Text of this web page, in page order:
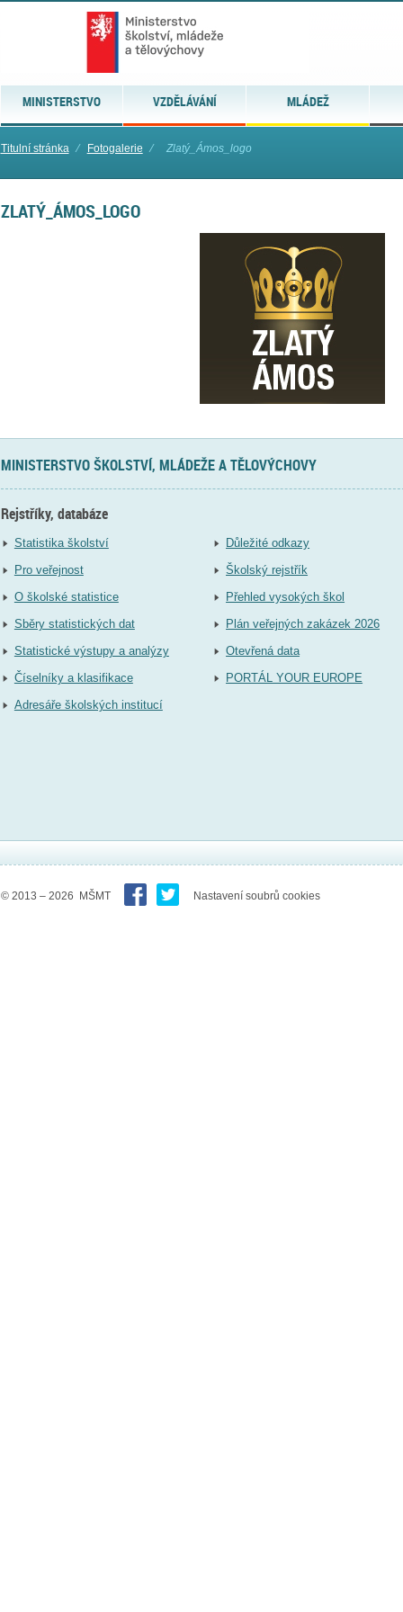
MINISTERSTVO VZDĚLÁVÁNÍ MLÁDEŽ
Titulní stránka ⁄ Fotogalerie ⁄ Zlatý_Ámos_logo
ZLATÝ_ÁMOS_LOGO
MINISTERSTVO ŠKOLSTVÍ, MLÁDEŽE A TĚLOVÝCHOVY
Rejstříky, databáze
Statistika školství
Pro veřejnost
O školské statistice
Sběry statistických dat
Statistické výstupy a analýzy
Číselníky a klasifikace
Adresáře školských institucí
Důležité odkazy
Školský rejstřík
Přehled vysokých škol
Plán veřejných zakázek 2026
Otevřená data
PORTÁL YOUR EUROPE
© 2013 – 2026 MŠMT Nastavení soubrů cookies